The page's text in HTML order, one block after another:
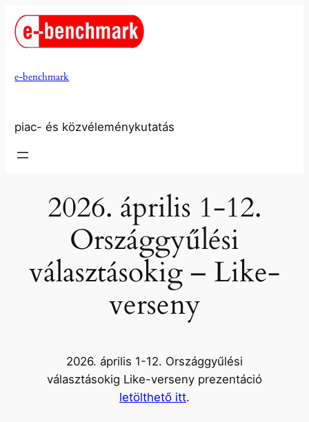
Ugrás
tartalomhoz
e-benchmark
piac- és közvéleménykutatás
2026. április 1-12.
Országgyűlési
választásokig – Like-
verseny
2026. április 1-12. Országgyűlési
választásokig Like-verseny prezentáció
letölthető itt.